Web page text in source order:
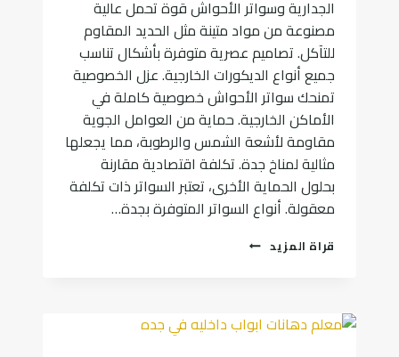
الجدارية وسواتر الأحواش قوة تحمل عالية
مصنوعة من مواد متينة مثل الحديد المقاوم
للتآكل. تصاميم عصرية متوفرة بأشكال تناسب
جميع أنواع الديكورات الخارجية. عزل الخصوصية
تمنحك سواتر الأحواش خصوصية كاملة في
الأماكن الخارجية. حماية من العوامل الجوية
مقاومة لأشعة الشمس والرطوبة، مما يجعلها
مثالية لمناخ جدة. تكلفة اقتصادية مقارنة
بحلول الحماية الأخرى، تعتبر السواتر ذات تكلفة
معقولة. أنواع السواتر المتوفرة بجدة…
قراة المزيد تركيب
احواش